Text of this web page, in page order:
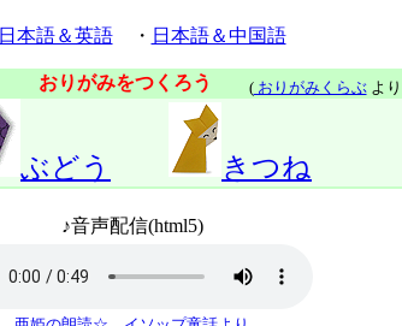
日本語＆英語・ 日本語＆中国語
おりがみをつくろう (おりがみくらぶよ
ぶどう きつね
♪音声配信(html5)